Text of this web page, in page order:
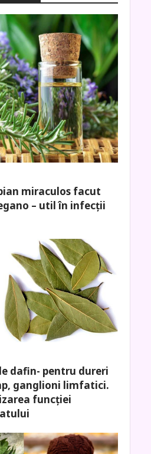
miraculos facut
– util în infecții
dafin- pentru dureri
ganglioni limfatici.
funcției